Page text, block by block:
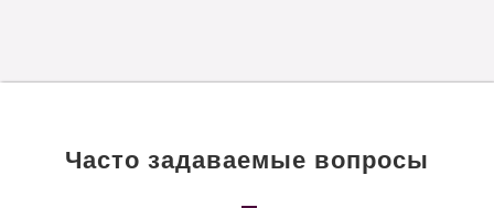
Часто задаваемые вопросы